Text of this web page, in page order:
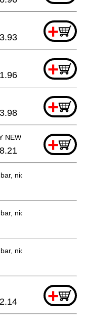
+
3.93
+
1.96
+
NEW +
8.21
nicht bestellbar
nicht bestellbar
nicht bestellbar
+
2.14